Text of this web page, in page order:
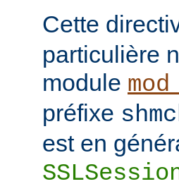
Cette
particulière
module
préfixe
est en